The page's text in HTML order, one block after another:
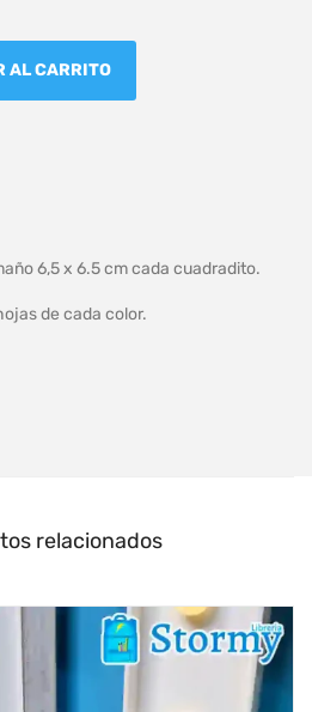
AL CARRITO
6,5 x 6.5 cm cada cuadradito.
de cada color.
relacionados